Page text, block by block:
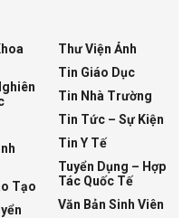
Tạo
Thư Viện Ảnh
Tin Giáo Dục
Tin Nhà Trường
Tin Tức – Sự Kiện
Tin Y Tế
Tuyển Dụng – Hợp
Tác Quốc Tế
Văn Bản Sinh Viên